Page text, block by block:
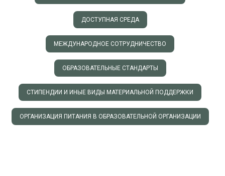
ДОСТУПНАЯ СРЕДА
МЕЖДУНАРОДНОЕ СОТРУДНИЧЕСТВО
ОБРАЗОВАТЕЛЬНЫЕ СТАНДАРТЫ
СТИПЕНДИИ И ИНЫЕ ВИДЫ МАТЕРИАЛЬНОЙ ПОДДЕРЖКИ
ОРГАНИЗАЦИЯ ПИТАНИЯ В ОБРАЗОВАТЕЛЬНОЙ ОРГАНИЗАЦИИ